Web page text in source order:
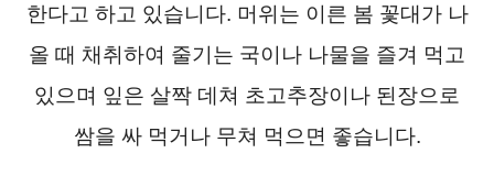
한다고 하고 있습니다. 머위는 이른 봄 꽃대가 나
올 때 채취하여 줄기는 국이나 나물을 즐겨 먹고
있으며 잎은 살짝 데쳐 초고추장이나 된장으로
쌈을 싸 먹거나 무쳐 먹으면 좋습니다.